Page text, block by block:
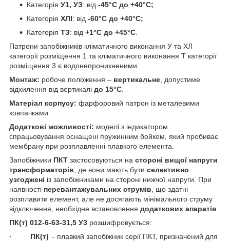
Категорія У1, УЗ: від -45°С до +40°С;
Категорія ХЛІ: від -60°С до +40°С;
Категорія ТЗ: від +1°С до +45°С.
Патрони запобіжників кліматичного виконання У та ХЛ
категорії розміщення 1 та кліматичного виконання Т категорії
розміщення 3 є водонепроникненими.
Монтаж: робоче положення – вертикальне, допустиме
відхилення від вертикалі до 15°С.
Матеріал корпусу: фарфоровий патрон із металевими
ковпачками.
Додаткові можливості: моделі з індикатором
спрацьовування оснащені пружинним бойком, який пробиває
мембрану при розплавленні плавкого елемента.
Запобіжники ПКТ застосовуються на стороні вищої напруги
трансформаторів, де вони мають бути селективно
узгоджені із запобіжниками на стороні нижчої напруги. При
наявності перевантажувальних струмів, що здатні
розплавити елемент, але не досягають мінімального струму
відключення, необхідне встановлення додаткових апаратів.
ПК(т) 012-6-63-31,5 У3 розшифровується:
· ПК(т) – плавкий запобіжник серії ПКТ, призначений для